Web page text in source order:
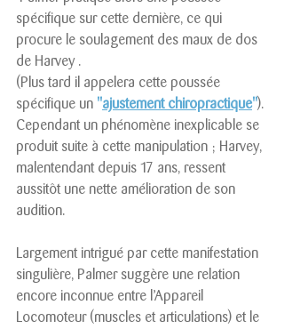
spécifique sur cette dernière, ce qui
procure le soulagement des maux de dos
de Harvey .
(Plus tard il appelera cette poussée
spécifique un "ajustement chiropractique").
Cependant un phénomène inexplicable se
produit suite à cette manipulation ; Harvey,
malentendant depuis 17 ans, ressent
aussitôt une nette amélioration de son
audition.
Largement intrigué par cette manifestation
singulière, Palmer suggère une relation
encore inconnue entre l’Appareil
Locomoteur (muscles et articulations) et le